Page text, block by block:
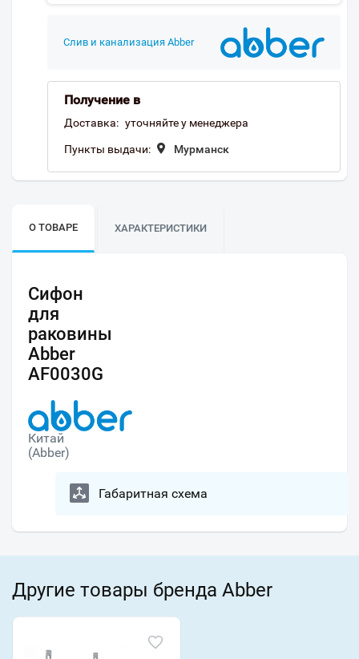
Слив и канализация Abber
Получение в
Доставка: уточняйте у менеджера
Пункты выдачи: Мурманск
О ТОВАРЕ ХАРАКТЕРИСТИКИ
Сифон
для
раковины
Abber
AF0030G
Китай
(Abber)
Габаритная схема
Другие товары бренда Abber